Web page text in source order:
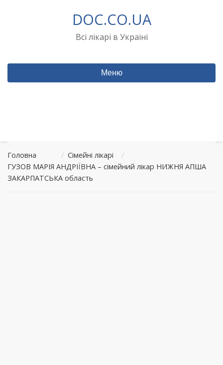
DOC.CO.UA
Всі лікарі в Україні
Меню
Головна / Сімейні лікарі
/
ГУЗОВ МАРІЯ АНДРІЇВНА – сімейний лікар НИЖНЯ АПША
ЗАКАРПАТСЬКА область